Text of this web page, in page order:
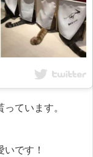
ています。
です！